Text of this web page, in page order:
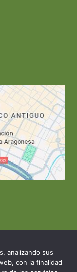
analizando sus
con la finalidad